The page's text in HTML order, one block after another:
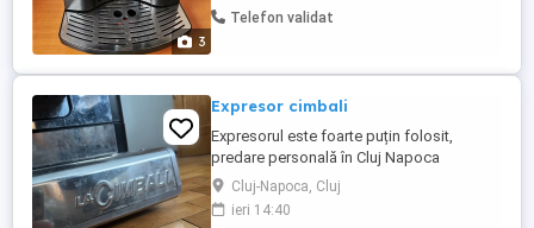
3
Telefon validat
Expresor cimbali
Expresorul este foarte puțin folosit,
predare personală în Cluj Napoca
Cluj-Napoca, Cluj
ieri 14:40